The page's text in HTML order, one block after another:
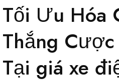
Tối Ưu Hóa
Thắng
Tại giá xe